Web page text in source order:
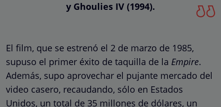
y Ghoulies IV (1994).
El film, que se estrenó el 2 de marzo de 1985,
supuso el primer éxito de taquilla de la Empire.
Además, supo aprovechar el pujante mercado del
video casero, recaudando, sólo en Estados
Unidos, un total de 35 millones de dólares, un